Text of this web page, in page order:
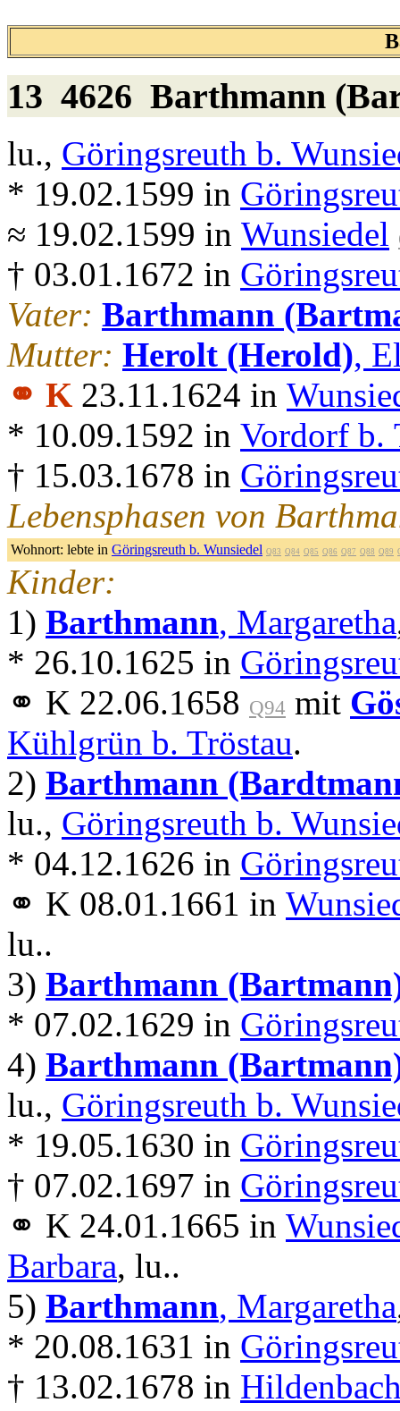
13 4626 Barthmann
lu., Göringsreuth b.
* 19.02.1599 in
≈ 19.02.1599 in Wunsiedel
† 03.01.1672 in
Vater: Barthmann
Mutter: Herolt (Herold),
⚭ K 23.11.1624 in
* 10.09.1592 in Vordorf b.
† 15.03.1678 in
Lebensphasen von
Wohnort: lebte in Göringsreuth b. Wunsiedel Q83 Q84 Q85 Q86 Q87 Q88 Q89
Kinder:
1) Barthmann, Margaretha
* 26.10.1625 in
⚭ K 22.06.1658 Q94 mit
Kühlgrün b. Tröstau.
2) Barthmann
lu., Göringsreuth b.
* 04.12.1626 in
⚭ K 08.01.1661 in
lu..
3) Barthmann
* 07.02.1629 in
4) Barthmann
lu., Göringsreuth b.
* 19.05.1630 in
† 07.02.1697 in
⚭ K 24.01.1665 in
Barbara, lu..
5) Barthmann, Margaretha
* 20.08.1631 in
† 13.02.1678 in